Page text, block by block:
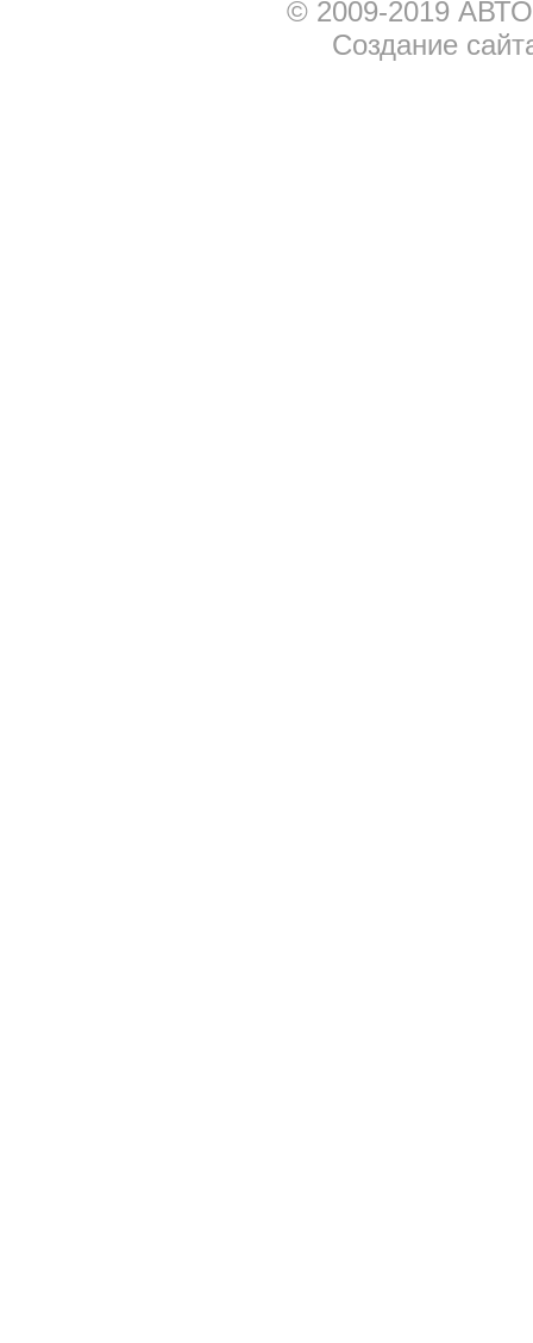
© 2009-2019
Создание